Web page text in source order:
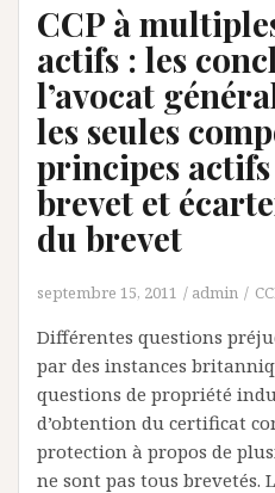
CCP à
actifs : les
l’avocat
les seules
principes actifs
brevet et
du brevet
septembre 15, 2011 admin
Différentes questions
par des instances
questions de propriété
d’obtention du certificat
protection à propos de
ne sont pas tous brevetés.